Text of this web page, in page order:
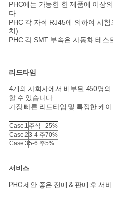
PHC에는 가능한 한 제품에 이상
다
PHC 각 자석 RJ45에 의하여 시
치)
PHC 각 SMT 부속은 자동화 테스
리드타임
4개의 자회사에서 배부된 450명
할 수 있습니다
가장 빠른 리드타임 및 특정한 케
Case.1 주식
25%
Case.23-4 주70%
Case.35-6 주5%
서비스
PHC 제안 좋은 전매 & 판매 후 서